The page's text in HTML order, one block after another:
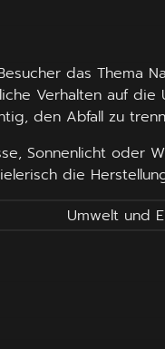
das Thema
Verhalten auf
den Abfall zu
Sonnenlicht
die
Umwelt und